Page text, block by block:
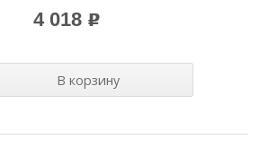
4 018 p